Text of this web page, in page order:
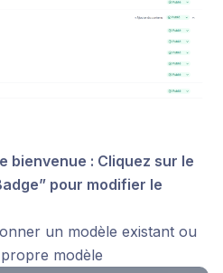
bienvenue : Cliquez sur le
pour modifier le
un modèle existant ou
modèle